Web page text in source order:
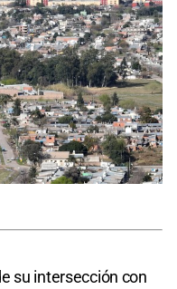
su intersección con